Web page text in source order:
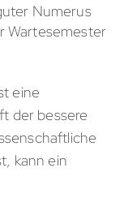
Numerus
Wartesemester
eine
der bessere
kann ein